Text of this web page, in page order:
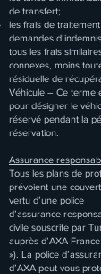
de transfert;
les frais de
demandes
tous les frais
connexes, moins
résiduelle de
Véhicule – Ce terme
pour désigner le
réservé pendant la
réservation.
Assurance
Tous les plans de
prévoient une
vertu d’une police
d’assurance
civile souscrite par
auprès d’AXA
»). La police
d’AXA peut vous